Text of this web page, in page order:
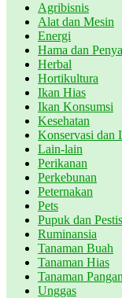
Agribisnis
Alat dan Mesin
Energi
Hama dan
Herbal
Hortikultura
Ikan Hias
Ikan Konsumsi
Kesehatan
Konservasi dan
Lain-lain
Perikanan
Perkebunan
Peternakan
Pets
Pupuk dan
Ruminansia
Tanaman Buah
Tanaman Hias
Tanaman Pangan
Unggas